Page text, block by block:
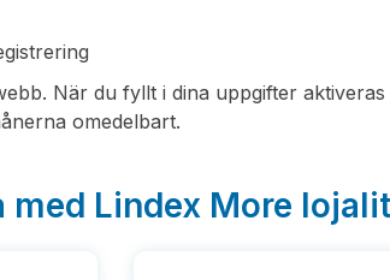
När du fyllt i dina uppgifter
omedelbart.
med Lindex More